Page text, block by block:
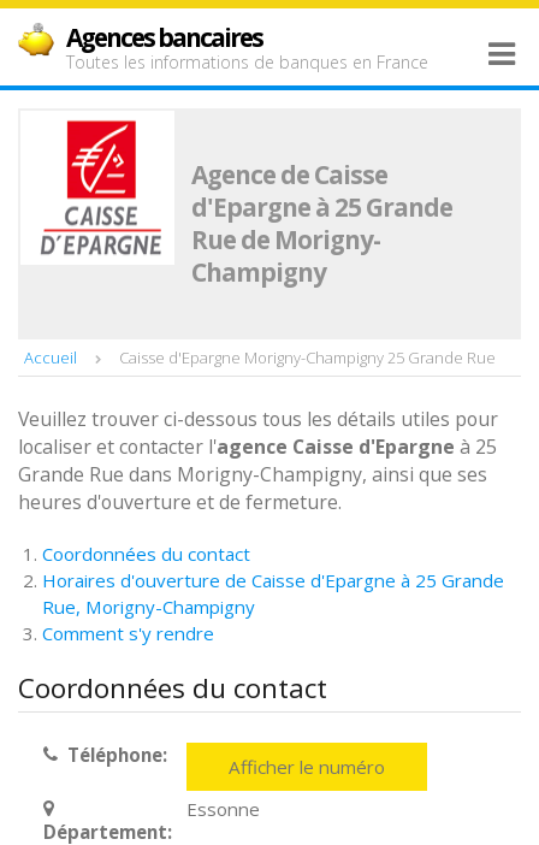
Agences bancaires
Toutes les informations de banques en France
Agence de Caisse
d'Epargne à 25 Grande
Rue de Morigny-
Champigny
Accueil Caisse d'Epargne Morigny-Champigny 25 Grande Rue
Veuillez trouver ci-dessous tous les détails utiles pour
localiser et contacter l'agence Caisse d'Epargne à 25
Grande Rue dans Morigny-Champigny, ainsi que ses
heures d'ouverture et de fermeture.
Coordonnées du contact
Horaires d'ouverture de Caisse d'Epargne à 25 Grande
Rue, Morigny-Champigny
Comment s'y rendre
Coordonnées du contact
Téléphone: Afficher le numéro
Département:
Essonne